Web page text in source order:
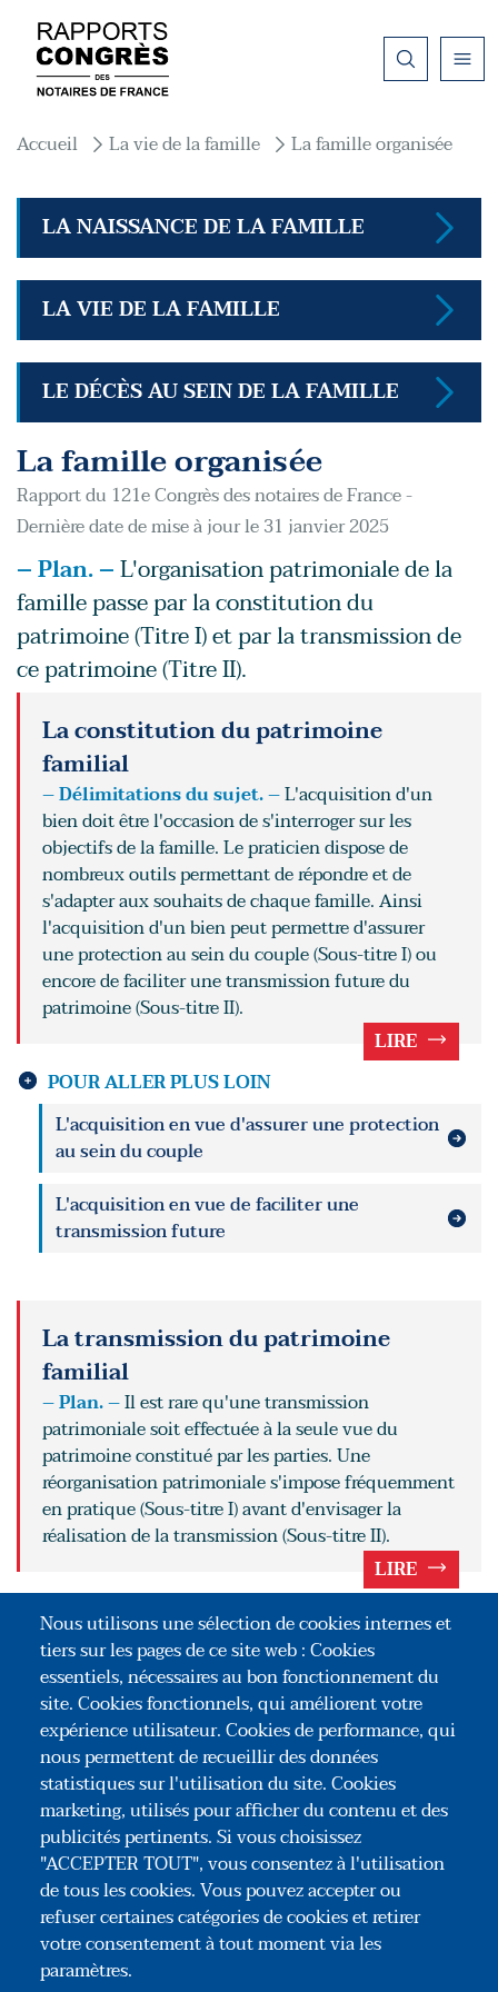
Fil d'Ariane
Accueil La vie de la famille La famille organisée
LA NAISSANCE DE LA FAMILLE
LA VIE DE LA FAMILLE
LE DÉCÈS AU SEIN DE LA FAMILLE
La famille organisée
Rapport du 121e Congrès des notaires de France -
Dernière date de mise à jour le 31 janvier 2025
– Plan. –L'organisation patrimoniale de la
famille passe par la constitution du
patrimoine (Titre I) et par la transmission de
ce patrimoine (Titre II).
La constitution du patrimoine
familial
– Délimitations du sujet. –L'acquisition d'un
bien doit être l'occasion de s'interroger sur les
objectifs de la famille. Le praticien dispose de
nombreux outils permettant de répondre et de
s'adapter aux souhaits de chaque famille. Ainsi
l'acquisition d'un bien peut permettre d'assurer
une protection au sein du couple (Sous-titre I) ou
encore de faciliter une transmission future du
patrimoine (Sous-titre II).
LIRE
POUR ALLER PLUS LOIN
L'acquisition en vue d'assurer une protection
au sein du couple
L'acquisition en vue de faciliter une
transmission future
La transmission du patrimoine
familial
– Plan. –Il est rare qu'une transmission
patrimoniale soit effectuée à la seule vue du
patrimoine constitué par les parties. Une
réorganisation patrimoniale s'impose fréquemment
en pratique (Sous-titre I) avant d'envisager la
réalisation de la transmission (Sous-titre II).
LIRE
POUR ALLER PLUS LOIN
La réorganisation patrimoniale aux fins
d'anticipation de la transmission familiale
La mise en œuvre de la transmission
patrimoniale
Nous utilisons une sélection de cookies internes et
tiers sur les pages de ce site web : Cookies
essentiels, nécessaires au bon fonctionnement du
site. Cookies fonctionnels, qui améliorent votre
expérience utilisateur. Cookies de performance, qui
nous permettent de recueillir des données
statistiques sur l'utilisation du site. Cookies
marketing, utilisés pour afficher du contenu et des
publicités pertinents. Si vous choisissez
"ACCEPTER TOUT", vous consentez à l'utilisation
de tous les cookies. Vous pouvez accepter ou
refuser certaines catégories de cookies et retirer
votre consentement à tout moment via les
paramètres.
Association Congrès des Notaires de France